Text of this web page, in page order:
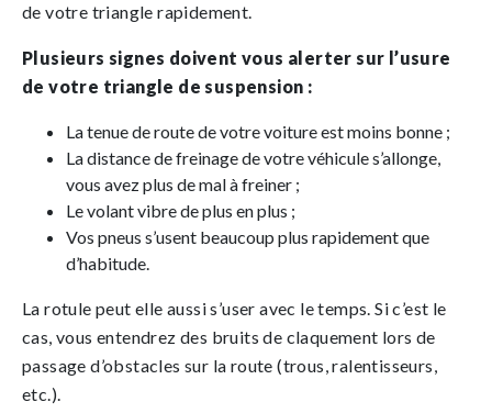
de votre triangle rapidement.
Plusieurs signes doivent vous alerter sur l’usure
de votre triangle de suspension :
La tenue de route de votre voiture est moins bonne ;
La distance de freinage de votre véhicule s’allonge,
vous avez plus de mal à freiner ;
Le volant vibre de plus en plus ;
Vos pneus s’usent beaucoup plus rapidement que
d’habitude.
La rotule peut elle aussi s’user avec le temps. Si c’est le
cas, vous entendrez des bruits de claquement lors de
passage d’obstacles sur la route (trous, ralentisseurs,
etc.).